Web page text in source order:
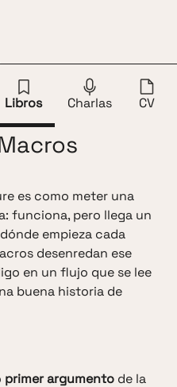
Libros Charlas CV
es como meter una
funciona, pero llega un
empieza cada
desenredan ese
en un flujo que se lee
buena historia de
primer argumento de la
Instalación 4.